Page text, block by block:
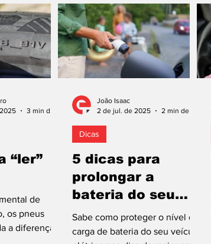
“ler”
de
os pneus
a diferença
3 min de leitura
5 dicas para
prolongar a
bateria do seu
elétrico nos dias
de calor
Sabe como proteger o nível de
carga de bateria do seu veículo
Dicas
João Isaac
2 de jul. de 2025